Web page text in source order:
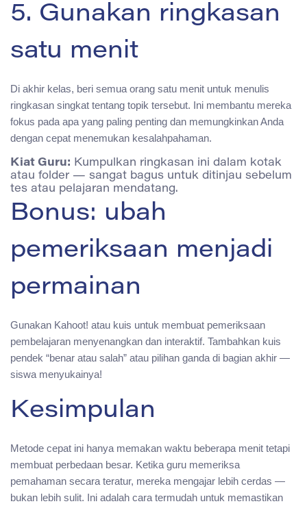
5. Gunakan ringkasan
satu menit
Di akhir kelas, beri semua orang satu menit untuk menulis
ringkasan singkat tentang topik tersebut. Ini membantu mereka
fokus pada apa yang paling penting dan memungkinkan Anda
dengan cepat menemukan kesalahpahaman.
Kiat Guru: Kumpulkan ringkasan ini dalam kotak
atau folder — sangat bagus untuk ditinjau sebelum
tes atau pelajaran mendatang.
Bonus: ubah
pemeriksaan menjadi
permainan
Gunakan Kahoot! atau kuis untuk membuat pemeriksaan
pembelajaran menyenangkan dan interaktif. Tambahkan kuis
pendek “benar atau salah” atau pilihan ganda di bagian akhir —
siswa menyukainya!
Kesimpulan
Metode cepat ini hanya memakan waktu beberapa menit tetapi
membuat perbedaan besar. Ketika guru memeriksa
pemahaman secara teratur, mereka mengajar lebih cerdas —
bukan lebih sulit. Ini adalah cara termudah untuk memastikan